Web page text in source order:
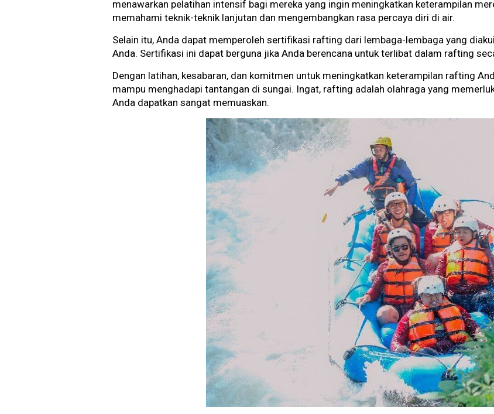
menawarkan pelatihan intensif bagi mereka yang ingin meningkatkan keterampilan
memahami teknik-teknik lanjutan dan mengembangkan rasa percaya diri di air.
Selain itu, Anda dapat memperoleh sertifikasi rafting dari lembaga-lembaga yang
Anda. Sertifikasi ini dapat berguna jika Anda berencana untuk terlibat dalam rafting
Dengan latihan, kesabaran, dan komitmen untuk meningkatkan keterampilan rafting
mampu menghadapi tantangan di sungai. Ingat, rafting adalah olahraga yang
Anda dapatkan sangat memuaskan.